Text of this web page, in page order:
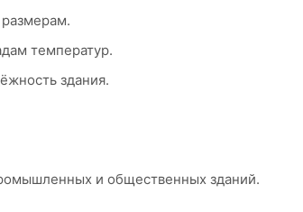
температур.
здания.
и общественных зданий.